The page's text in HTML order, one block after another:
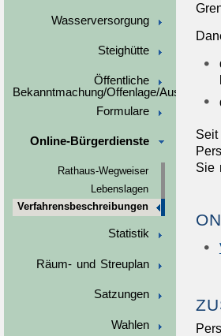
Wasserversorgung
Steighütte
Öffentliche
Bekanntmachung/Offenlage/
Formulare
Online-Bürgerdienste
Rathaus-Wegweiser
Lebenslagen
Verfahrensbeschreibungen
Statistik
Räum- und Streuplan
Satzungen
Wahlen
Sie